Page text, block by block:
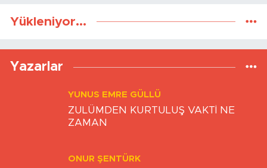
Yükleniyor...
Yazarlar
YUNUS EMRE GÜLLÜ
ZULÜMDEN KURTULUŞ VAKTİ NE
ZAMAN
ONUR ŞENTÜRK